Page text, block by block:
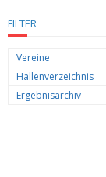
FILTER
Vereine
Hallenverzeichnis
Ergebnisarchiv